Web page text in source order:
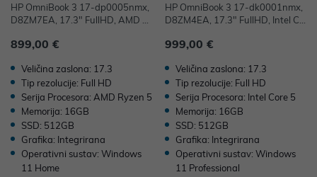
HP OmniBook 3 17-dp0005nmx,
D8ZM7EA, 17.3" FullHD, AMD R
11H, Integrated Graphics
899,00 €
Veličina zaslona: 17.3
Tip rezolucije: Full HD
Serija Procesora: AMD Ryzen 5
Memorija: 16GB
SSD: 512GB
Grafika: Integrirana
Operativni sustav: Windows
11 Home
HP OmniBook 3 17-dk0001nmx,
D8ZM4EA, 17.3" FullHD, Intel Co
11P, Integrated Graphics
999,00 €
Veličina zaslona: 17.3
Tip rezolucije: Full HD
Serija Procesora: Intel Core 5
Memorija: 16GB
SSD: 512GB
Grafika: Integrirana
Operativni sustav: Windows
11 Professional